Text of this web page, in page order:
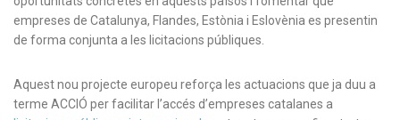
empreses de Catalunya, Flandes, Estònia i Eslovènia es presentin
de forma conjunta a les licitacions públiques.
Aquest nou projecte europeu reforça les actuacions que ja duu a
terme ACCIÓ per facilitar l’accés d’empreses catalanes a